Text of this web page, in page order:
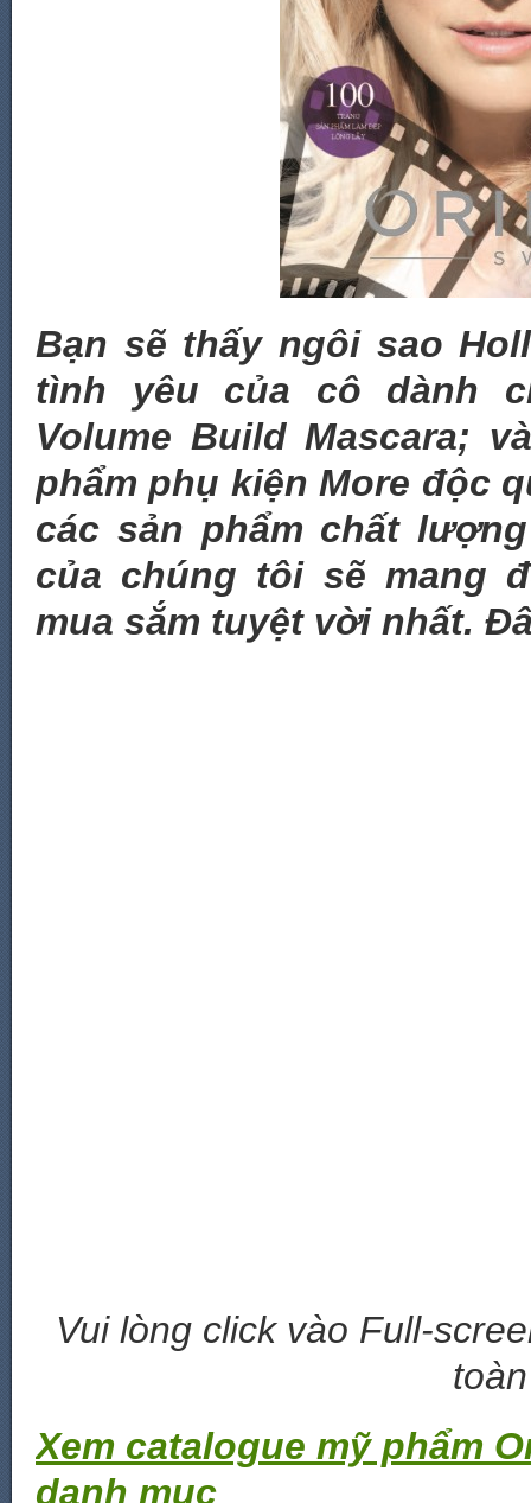
Bạn sẽ thấy ngôi sao
tình yêu của cô dành
Volume Build Mascara;
phẩm phụ kiện More độc
các sản phẩm chất
của chúng tôi sẽ mang
mua sắm tuyệt vời nhất.
Vui lòng click vào Full-
Xem catalogue mỹ phẩm
danh mục